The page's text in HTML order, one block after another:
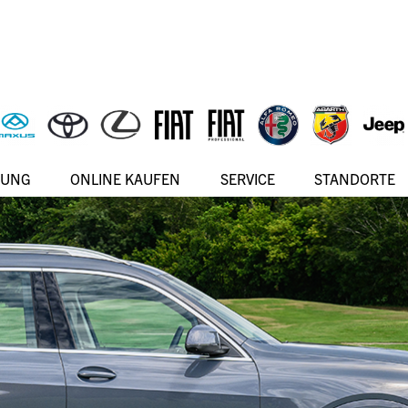
ONLINE KAUFEN SERVICE STANDORTE